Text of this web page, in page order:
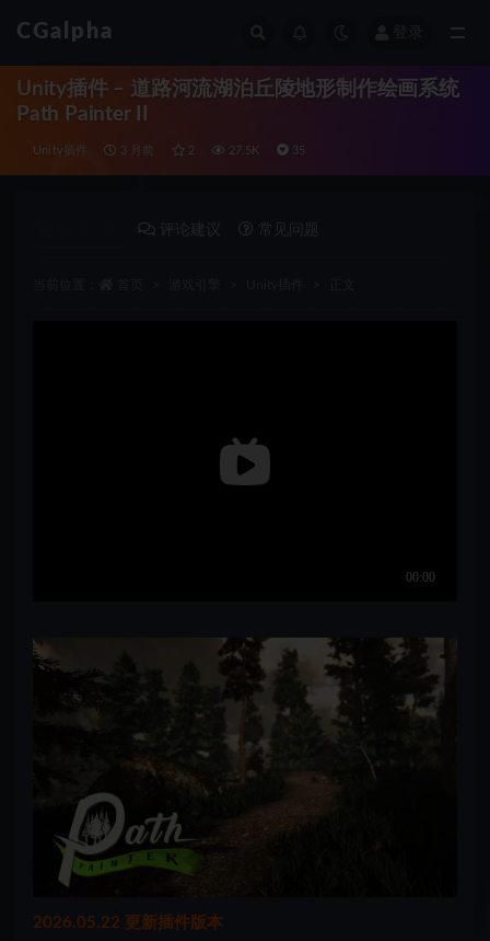
CGalpha
Unity插件 – 道路河流湖泊丘陵地形制作绘画系统
Path Painter II
Unity插件 3 月前 2 27.5K 35
评论建议 常见问题
2026.05.22 更新插件版本